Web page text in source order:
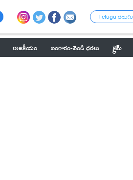
Telugu తెలుగు
రాజకీయం బంగారం-వెండి ధరలు క్రైమ్